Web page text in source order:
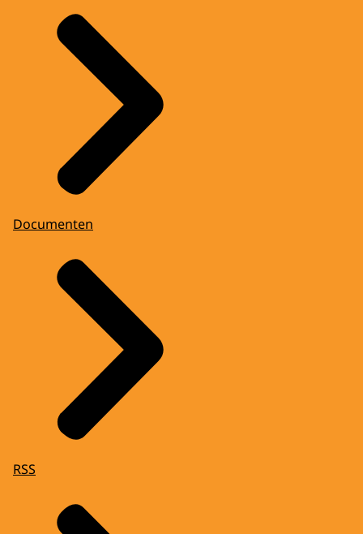
Documenten
RSS